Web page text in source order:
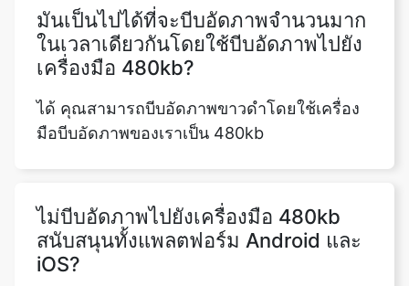
เครื่องมือ 480kb?
ได้ คุณสามารถบีบอัดภาพขาวดำโดยใช้เครื่อง
มือบีบอัดภาพของเราเป็น 480kb
iOS?
ได้ บีบอัดภาพเป็นเครื่องมือขนาด 1.2 เมกะไบต์
ของเราเหมาะสำหรับอุปกรณ์เคลื่อนที่ ซึ่ง